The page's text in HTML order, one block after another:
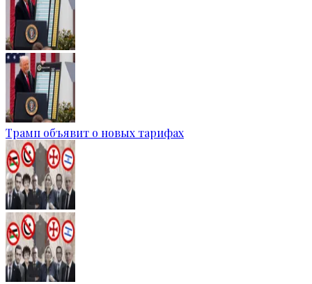
Трамп объявит о новых тарифах